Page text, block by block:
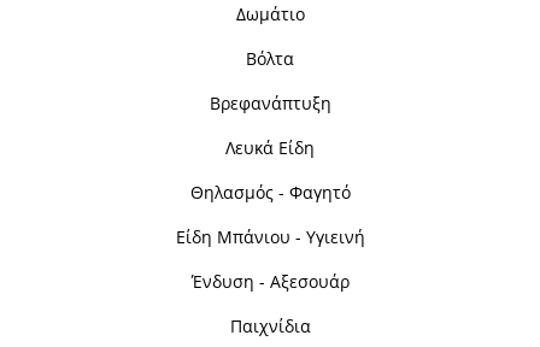
Δωμάτιο
Βόλτα
Βρεφανάπτυξη
Λευκά Είδη
Θηλασμός - Φαγητό
Είδη Μπάνιου - Υγιεινή
Ένδυση - Αξεσουάρ
Παιχνίδια